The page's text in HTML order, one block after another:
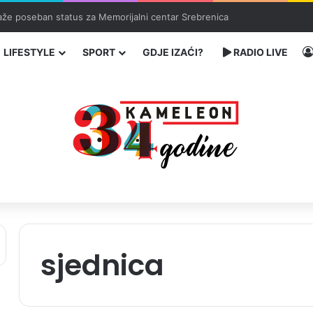
učenik ubio babu i dedu, pa pucao na nastavnike i đake
LIFESTYLE SPORT GDJE IZAĆI? RADIO LIVE
sjednica